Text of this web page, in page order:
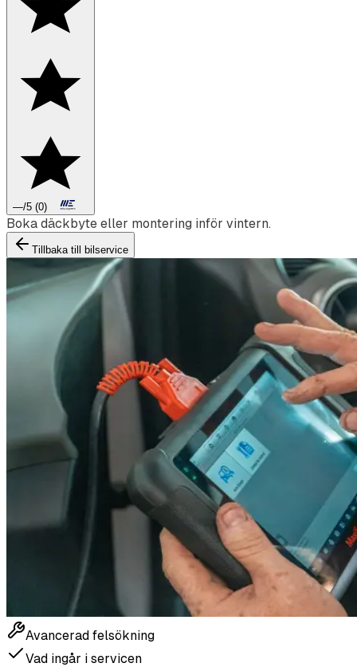
—/5 (0)
Boka däckbyte eller montering inför vintern.
Tillbaka till bilservice
Avancerad felsökning
Vad ingår i servicen